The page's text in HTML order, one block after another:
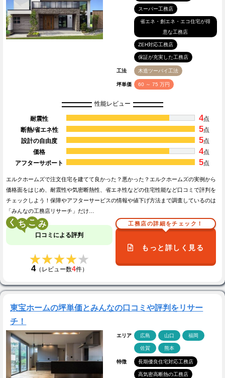
スーパー工務店
省エネ・創エネ・エコ住宅が得
意な工務店
ZEH対応工務店
保証が充実した工務店
工法 木造ツーバイ工法
坪単価 60 ～ 75 万円
性能レビュー
耐震性 4点
断熱/省エネ性
5点
設計の自由度
5点
価格
4点
アフターサポート
5点
エルクホームズで注文住宅を建てて良かった？悪かった？エルクホームズの実例から
価格面をはじめ、耐震性や気密断熱性、省エネ性などの住宅性能など口コミで評判を
チェックしよう！保障やアフターサービスの情報や値下げ方法まで調査しているのは
「みんなの工務店リサーチ」だけ…
く こ
口コミによる評判
★★★★★
★★★★★
4（レビュー数4件）
工務店の詳細をチェック！
もっと詳しく見る
東宝ホームの坪単価とみんなの口コミや評判をリサー
チ！
エリア 広島 山口 福岡
佐賀 熊本
特徴 長期優良住宅対応工務店
高気密高断熱の工務店